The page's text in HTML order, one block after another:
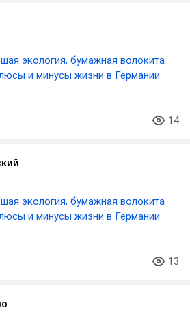
экология, бумажная волокита
и минусы жизни в Германии
14
экология, бумажная волокита
и минусы жизни в Германии
13